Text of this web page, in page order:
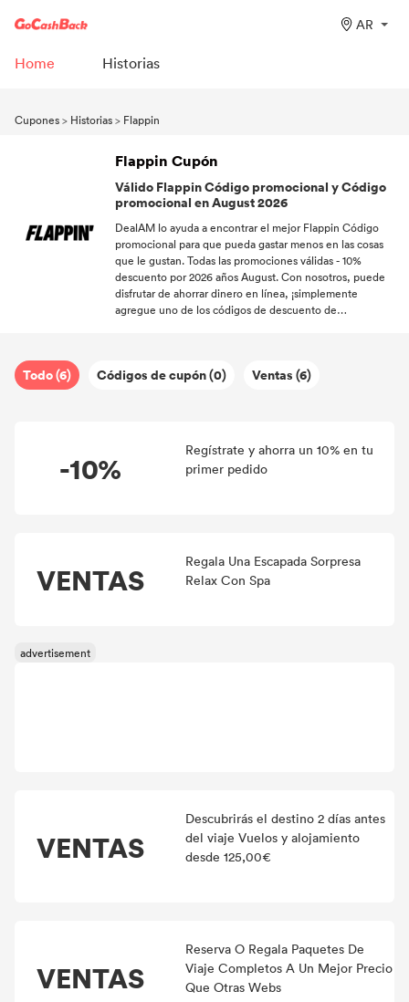
AR
Home Historias
Cupones> Historias> Flappin
Flappin Cupón
Válido Flappin Código promocional y Código
promocional en August 2026
DealAM lo ayuda a encontrar el mejor Flappin Código
promocional para que pueda gastar menos en las cosas
que le gustan. Todas las promociones válidas - 10%
descuento por 2026 años August. Con nosotros, puede
disfrutar de ahorrar dinero en línea, ¡simplemente
agregue uno de los códigos de descuento de
Todo (6) Códigos de cupón (0) Ventas (6)
-10%
Regístrate y ahorra un 10% en tu
primer pedido
VENTAS
Regala Una Escapada Sorpresa
Relax Con Spa
VENTAS
Descubrirás el destino 2 días antes
del viaje Vuelos y alojamiento
desde 125,00€
VENTAS
Reserva O Regala Paquetes De
Viaje Completos A Un Mejor Precio
Que Otras Webs